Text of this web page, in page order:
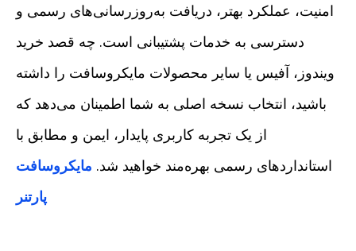
امنیت، عملکرد بهتر، دریافت به‌روزرسانی‌های رسمی و
دسترسی به خدمات پشتیبانی است. چه قصد خرید
ویندوز، آفیس یا سایر محصولات مایکروسافت را داشته
باشید، انتخاب نسخه اصلی به شما اطمینان می‌دهد که
از یک تجربه کاربری پایدار، ایمن و مطابق با
استانداردهای رسمی بهره‌مند خواهید شد. مایکروسافت
پارتنر